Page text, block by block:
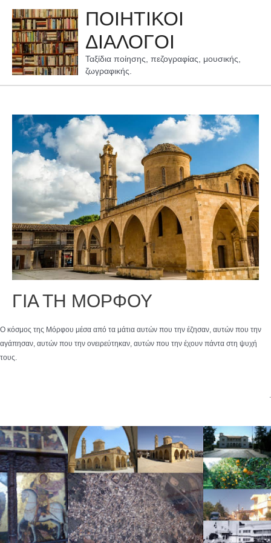
περιεχόμενο
ΠΟΙΗΤΙΚΟΙ
ΔΙΑΛΟΓΟΙ
Ταξίδια ποίησης, πεζογραφίας, μουσικής,
ζωγραφικής.
ΓΙΑ ΤΗ ΜΟΡΦΟΥ
Ο κόσμος της Μόρφου μέσα από τα μάτια αυτών που την έζησαν, αυτών που την
αγάπησαν, αυτών που την ονειρεύτηκαν, αυτών που την έχουν πάντα στη ψυχή
τους.
.